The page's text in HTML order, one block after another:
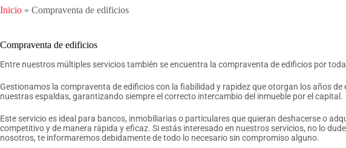
Inicio » Compraventa de edificios
Compraventa de edificios
Entre nuestros múltiples servicios también se encuentra la compraventa de edificios por
Gestionamos la compraventa de edificios con la fiabilidad y rapidez que otorgan los años de
nuestras espaldas, garantizando siempre el correcto intercambio del inmueble por el capital.
Este servicio es ideal para bancos, inmobiliarias o particulares que quieran deshacerse o
competitivo y de manera rápida y eficaz. Si estás interesado en nuestros servicios, no lo
nosotros, te informaremos debidamente de todo lo necesario sin compromiso alguno.